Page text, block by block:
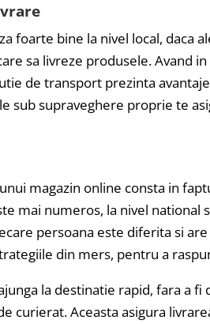
foarte bine la nivel local, daca
sa livreze produsele. Avand
de transport prezinta
sub supraveghere proprie te
magazin online consta in
mai numeros, la nivel national
persoana este diferita si
din mers, pentru a
la destinatie rapid, fara a
curierat. Aceasta asigura